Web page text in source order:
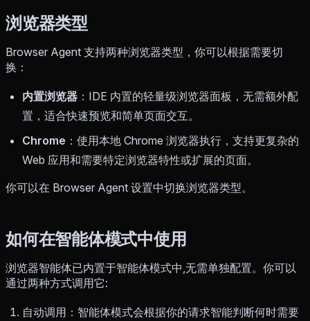
浏览器类型
Browser Agent 支持两种浏览器类型，你可以根据需要切
换：
内置浏览器 ：IDE 内置的轻量级浏览器面板，无需额外配
置，适合快速预览和简单页面交互。
Chrome ：使用本地 Chrome 浏览器执行，支持更复杂的
Web 应用和需要特定浏览器特性或扩展的页面。
你可以在 Browser Agent 设置中切换浏览器类型。
如何在智能体模式中使用
浏览器智能体已内置于智能体模式中,无需单独配置。你可以
通过两种方式调用它:
自动调用：智能体模式会根据你的请求智能判断何时需要